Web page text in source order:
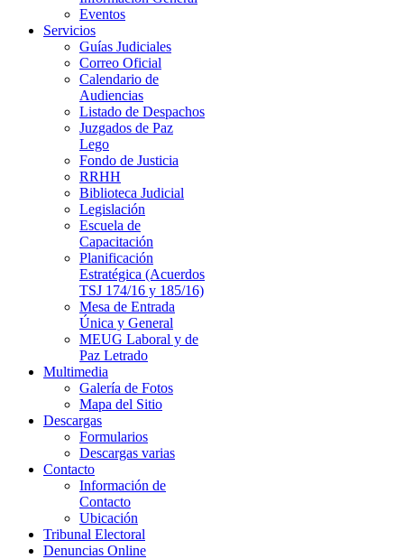
Eventos
Servicios
Guías Judiciales
Correo Oficial
Calendario de
Audiencias
Listado de Despachos
Juzgados de Paz
Lego
Fondo de Justicia
RRHH
Biblioteca Judicial
Legislación
Escuela de
Capacitación
Planificación
Estratégica (Acuerdos
TSJ 174/16 y 185/16)
Mesa de Entrada
Única y General
MEUG Laboral y de
Paz Letrado
Multimedia
Galería de Fotos
Mapa del Sitio
Descargas
Formularios
Descargas varias
Contacto
Información de
Contacto
Ubicación
Tribunal Electoral
Denuncias Online